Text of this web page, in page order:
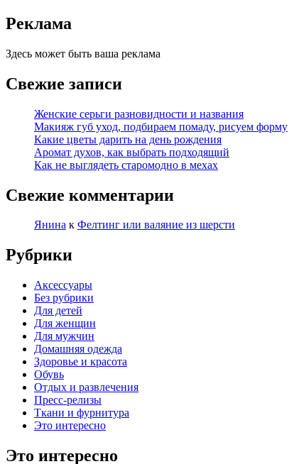
Реклама
Здесь может быть ваша реклама
Свежие записи
Женские серьги разновидности и названия
Макияж губ уход, подбираем помаду, рисуем форму
Какие цветы дарить на день рождения
Аромат духов, как выбрать подходящий
Как не выглядеть старомодно в мехах
Свежие комментарии
Янина к Фелтинг или валяние из шерсти
Рубрики
Аксессуары
Без рубрики
Для детей
Для женщин
Для мужчин
Домашняя одежда
Здоровье и красота
Обувь
Отдых и развлечения
Пресс-релизы
Ткани и фурнитура
Это интересно
Это интересно